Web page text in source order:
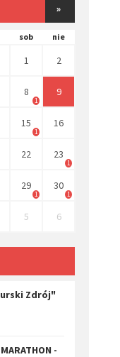
»
sob nie
1 2
8
1
9
15
1
16
22 23
1
29
1
30
1
5 6
Zdrój"
-